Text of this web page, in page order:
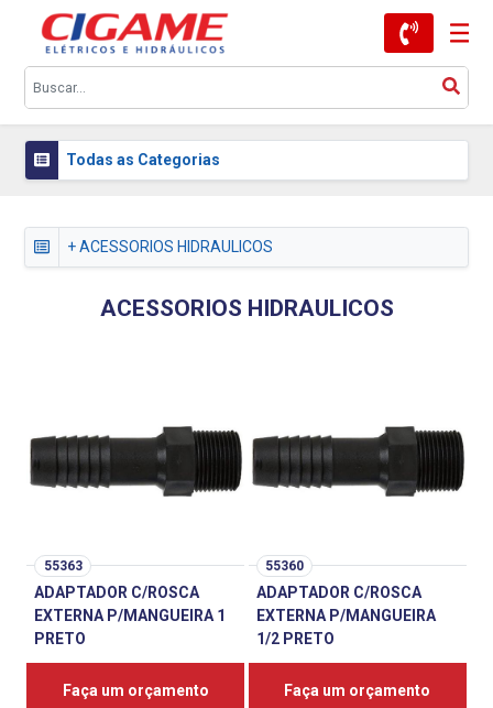
Todas as Categorias
+ ACESSORIOS HIDRAULICOS
ACESSORIOS HIDRAULICOS
55363
ADAPTADOR C/ROSCA
EXTERNA P/MANGUEIRA 1
PRETO
Faça um orçamento
55360
ADAPTADOR C/ROSCA
EXTERNA P/MANGUEIRA
1/2 PRETO
Faça um orçamento